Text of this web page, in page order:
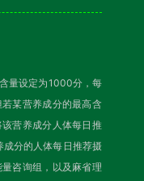
量设定为1000分，每
某营养成分的最高含
营养成分人体每日推
分的人体每日推荐摄
咨询组，以及麻省理